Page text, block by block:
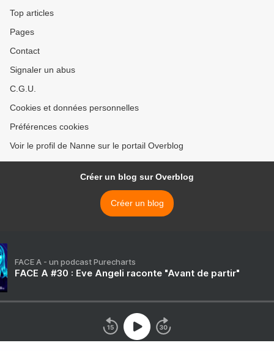
Top articles
Pages
Contact
Signaler un abus
C.G.U.
Cookies et données personnelles
Préférences cookies
Voir le profil de Nanne sur le portail Overblog
Créer un blog sur Overblog
Créer un blog
FACE A - un podcast Purecharts
FACE A #30 : Eve Angeli raconte "Avant de partir"